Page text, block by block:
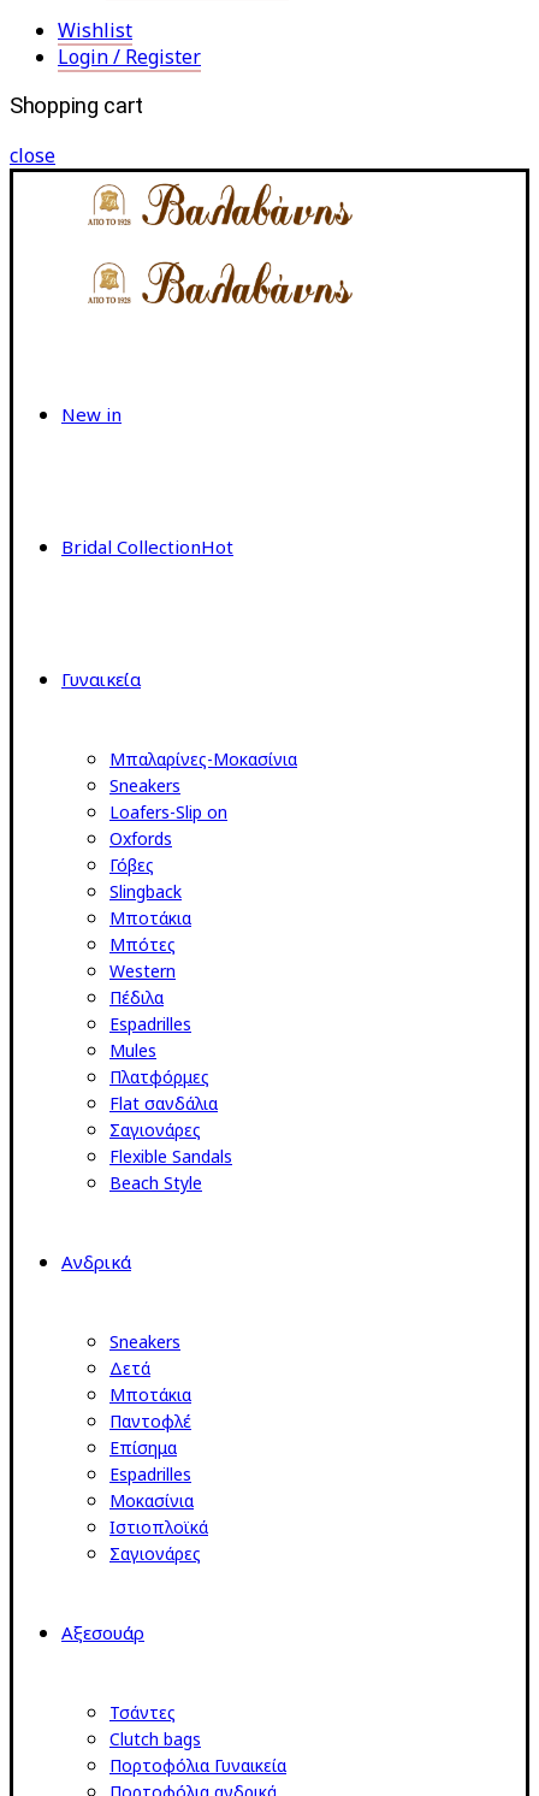
Wishlist
Login / Register
Shopping cart
close
New in
Bridal CollectionHot
Γυναικεία
Μπαλαρίνες-Μοκασίνια
Sneakers
Loafers-Slip on
Oxfords
Γόβες
Slingback
Μποτάκια
Μπότες
Western
Πέδιλα
Espadrilles
Mules
Πλατφόρμες
Flat σανδάλια
Σαγιονάρες
Flexible Sandals
Beach Style
Ανδρικά
Sneakers
Δετά
Μποτάκια
Παντοφλέ
Επίσημα
Espadrilles
Μοκασίνια
Ιστιοπλοϊκά
Σαγιονάρες
Αξεσουάρ
Τσάντες
Clutch bags
Πορτοφόλια Γυναικεία